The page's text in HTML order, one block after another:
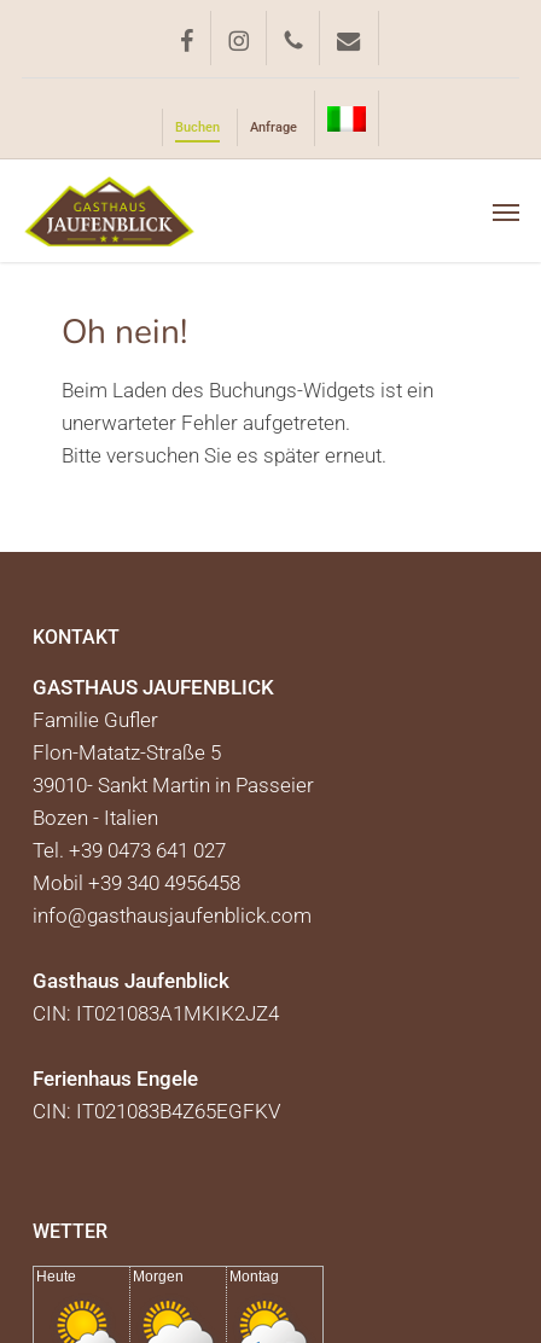
facebookinstagramphone email
Buchen Anfrage
Oh nein!
Beim Laden des Buchungs-Widgets ist ein
unerwarteter Fehler aufgetreten.
Bitte versuchen Sie es später erneut.
KONTAKT
GASTHAUS JAUFENBLICK
Familie Gufler
Flon-Matatz-Straße 5
39010- Sankt Martin in Passeier
Bozen - Italien
Tel. +39 0473 641 027
Mobil +39 340 4956458
info@gasthausjaufenblick.com
Gasthaus Jaufenblick
CIN: IT021083A1MKIK2JZ4
Ferienhaus Engele
CIN: IT021083B4Z65EGFKV
WETTER
Heute Morgen Montag